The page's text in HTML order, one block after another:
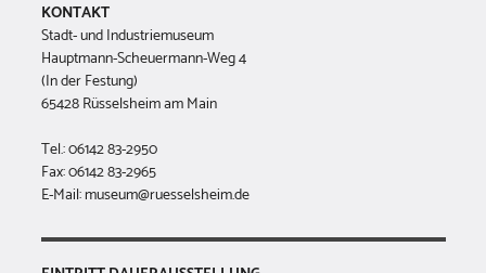
KONTAKT
Stadt- und Industriemuseum
Hauptmann-Scheuermann-Weg 4
(In der Festung)
65428 Rüsselsheim am Main
Tel.: 06142 83-2950
Fax: 06142 83-2965
E-Mail: museum@ruesselsheim.de